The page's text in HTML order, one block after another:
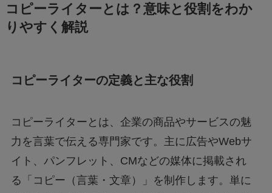
コピーライターとは？意味と役割をわか
りやすく解説
コピーライターの定義と主な役割
コピーライターとは、企業の商品やサービスの魅
力を言葉で伝える専門家です。主に広告やWebサ
イト、パンフレット、CMなどの媒体に掲載され
る「コピー（言葉・文章）」を制作します。単に